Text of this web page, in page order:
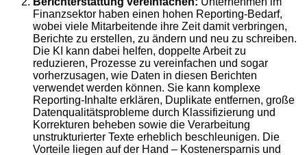
Finanzsektor haben einen hohen Reporting-Bedarf,
wobei viele Mitarbeitende ihre Zeit damit verbringen,
Berichte zu erstellen, zu ändern und neu zu schreiben.
Die KI kann dabei helfen, doppelte Arbeit zu
reduzieren, Prozesse zu vereinfachen und sogar
vorherzusagen, wie Daten in diesen Berichten
verwendet werden können. Sie kann komplexe
Reporting-Inhalte erklären, Duplikate entfernen, große
Datenqualitätsprobleme durch Klassifizierung und
Korrekturen beheben sowie die Verarbeitung
unstrukturierter Texte erheblich beschleunigen. Die
Vorteile liegen auf der Hand – Kostenersparnis und